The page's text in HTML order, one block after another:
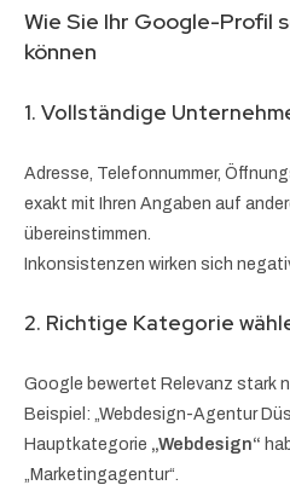
Wie Sie Ihr Google-Profil
können
1. Vollständige
Adresse, Telefonnummer,
exakt mit Ihren Angaben auf
übereinstimmen.
Inkonsistenzen wirken sich
2. Richtige Kategorie
Google bewertet Relevanz stark
Beispiel: „Webdesign-Agentur
Hauptkategorie „Webdesign“
„Marketingagentur“.